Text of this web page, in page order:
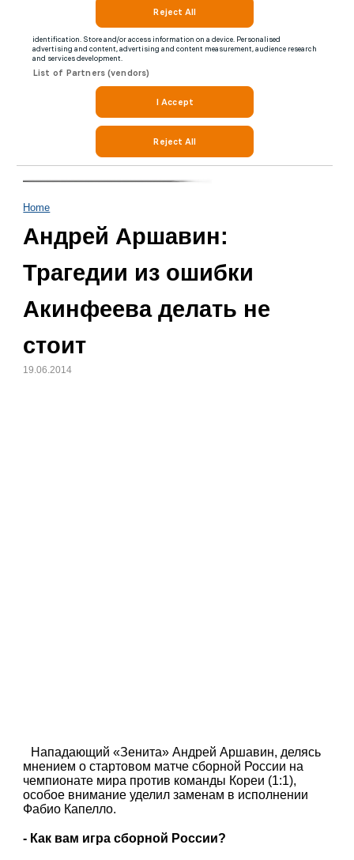
Home
Андрей Аршавин:
Трагедии из ошибки
Акинфеева делать не
стоит
19.06.2014
Нападающий «Зенита» Андрей Аршавин, делясь
мнением о стартовом матче сборной России на
чемпионате мира против команды Кореи (1:1),
особое внимание уделил заменам в исполнении
Фабио Капелло.
- Как вам игра сборной России?